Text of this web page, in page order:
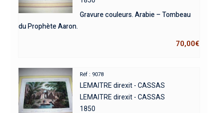
Gravure couleurs. Arabie – Tombeau
du Prophète Aaron.
70,00€
Réf : 9078
LEMAITRE direxit - CASSAS
LEMAITRE direxit - CASSAS
1850